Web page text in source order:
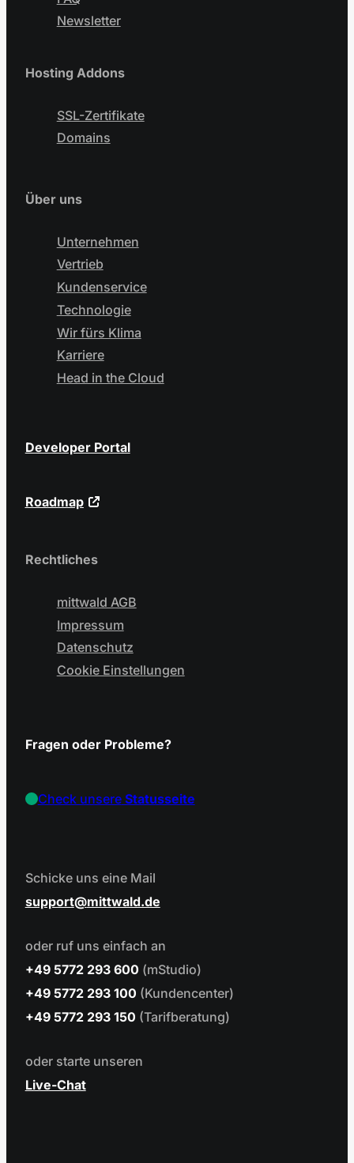
Newsletter
Hosting Addons
SSL-Zertifikate
Domains
Über uns
Unternehmen
Vertrieb
Kundenservice
Technologie
Wir fürs Klima
Karriere
Head in the Cloud
Developer Portal
Roadmap
Rechtliches
mittwald AGB
Impressum
Datenschutz
Cookie Einstellungen
Fragen oder Probleme?
Check unsereStatusseite
Schicke uns eine Mail
support
mittwald.de
oder ruf uns einfach an
+49 5772 293 600 (mStudio)
+49 5772 293 100 (Kundencenter)
+49 5772 293 150 (Tarifberatung)
oder starte unseren
Live-Chat